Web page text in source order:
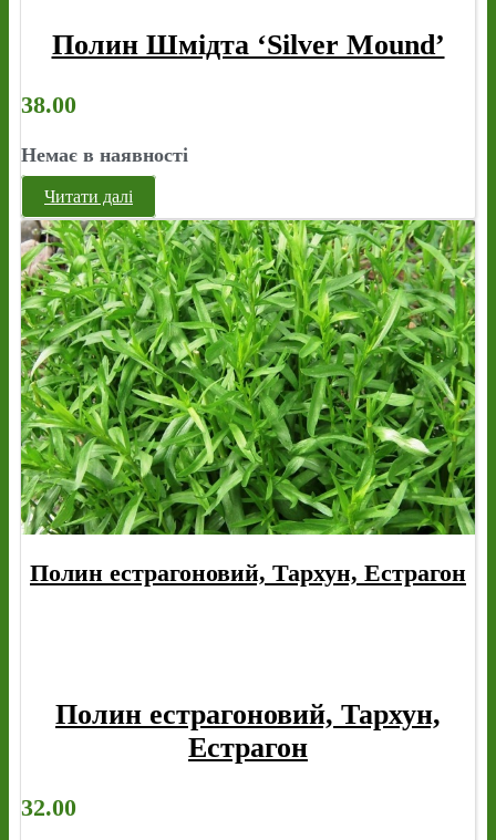
Полин Шмідта ‘Silver Mound’
38.00
Немає в наявності
Читати далі
Полин естрагоновий, Тархун, Естрагон
Полин естрагоновий, Тархун,
Естрагон
32.00